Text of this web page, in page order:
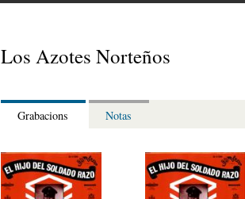
Los Azotes Norteños
Grabacions Notas